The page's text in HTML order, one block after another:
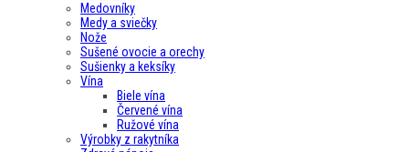
Medovníky
Medy a sviečky
Nože
Sušené ovocie a orechy
Sušienky a keksíky
Vína
Biele vína
Červené vína
Ružové vína
Výrobky z rakytníka